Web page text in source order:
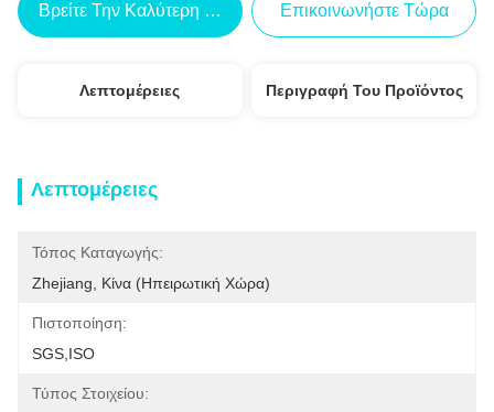
Βρείτε Την Καλύτερη Τιμή Επικοινωνήστε Τώρα
Λεπτομέρειες Περιγραφή Του Προϊόντος
Λεπτομέρειες
Τόπος Καταγωγής:
Zhejiang, Κίνα (ηπειρωτική Χώρα)
Πιστοποίηση:
SGS,ISO
Τύπος Στοιχείου: